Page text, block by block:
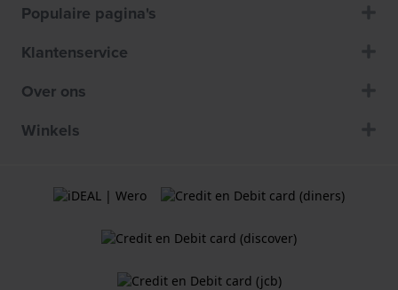
Populaire pagina's
Klantenservice
Over ons
Winkels